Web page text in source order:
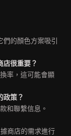
的顏色方案吸引
很重要？
率，這可能會顯
策？
和聯繫信息。
商店的需求進行